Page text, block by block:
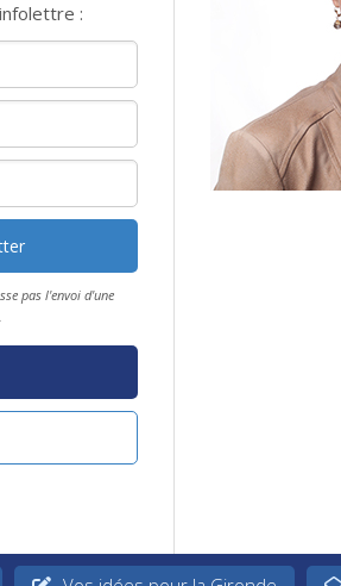
:
pas l'envoi d'une